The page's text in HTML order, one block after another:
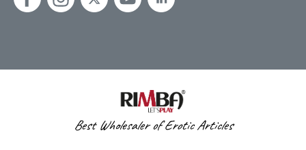
Best Wholesaler of Erotic Articles